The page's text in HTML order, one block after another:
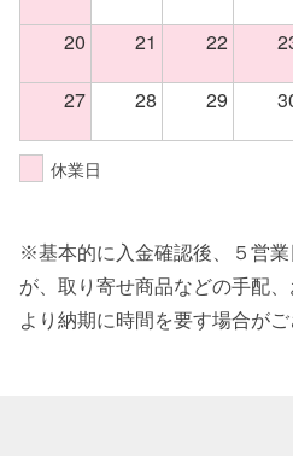
20 21 22
27 28 29
休業日
※基本的に入金確認後、５営
が、取り寄せ商品などの手配
より納期に時間を要す場合がご